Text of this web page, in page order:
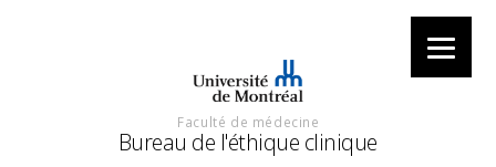
Faculté de médecine
Bureau de l'éthique clinique